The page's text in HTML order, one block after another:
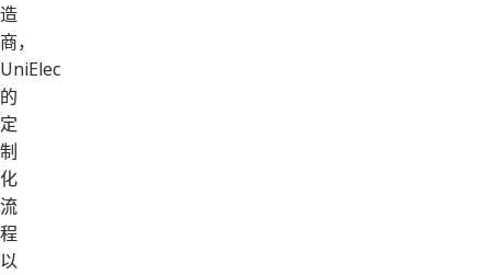
造
商，
UniElec
的
定
制
化
流
程
以